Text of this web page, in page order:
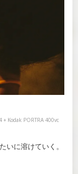
+ Kodak PORTRA 400vc
いに溶けていく。